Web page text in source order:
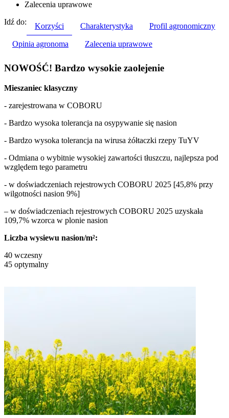
Zalecenia uprawowe
Idź do:
Korzyści Charakterystyka Profil agronomiczny
Opinia agronoma Zalecenia uprawowe
NOWOŚĆ! Bardzo wysokie zaolejenie
Mieszaniec klasyczny
- zarejestrowana w COBORU
- Bardzo wysoka tolerancja na osypywanie się nasion
- Bardzo wysoka tolerancja na wirusa żółtaczki rzepy TuYV
- Odmiana o wybitnie wysokiej zawartości tłuszczu, najlepsza pod
względem tego parametru
- w doświadczeniach rejestrowych COBORU 2025 [45,8% przy
wilgotności nasion 9%]
– w doświadczeniach rejestrowych COBORU 2025 uzyskała
109,7% wzorca w plonie nasion
Liczba wysiewu nasion/m²:
40 wczesny
45 optymalny